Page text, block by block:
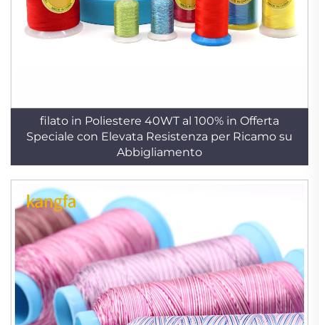
filato in Poliestere 40WT al 100% in Offerta
Speciale con Elevata Resistenza per Ricamo su
Abbigliamento